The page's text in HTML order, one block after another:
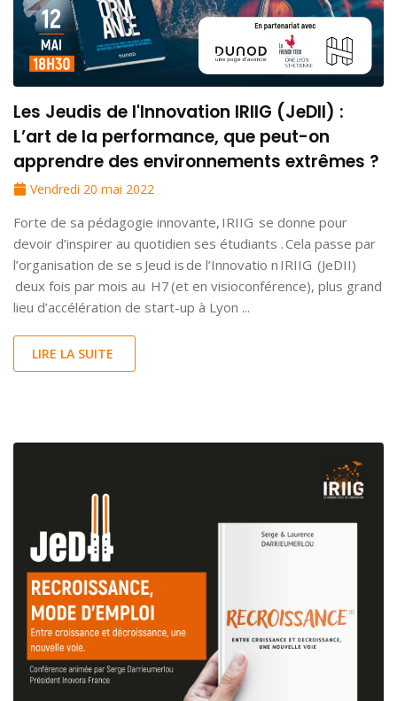
Les Jeudis de l'Innovation IRIIG (JeDII) :
L’art de la performance, que peut-on
apprendre des environnements extrêmes ?
Vendredi 20 mai 2022
Forte de sa pédagogie innovante, IRIIG se donne pour
devoir d’inspirer au quotidien ses étudiants . Cela passe par
l’organisation de se s Jeud is de l’Innovatio n IRIIG (JeDII)
deux fois par mois au H7 (et en visioconférence), plus grand
lieu d’accélération de start-up à Lyon ...
LIRE LA SUITE